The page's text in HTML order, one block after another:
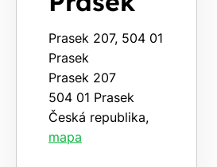
Prasek 207, 504 01
Prasek
Prasek 207
504 01 Prasek
Česká republika,
mapa